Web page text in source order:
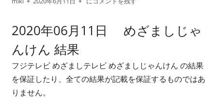
者
日
2020年06月11日 めざましじゃ
んけん 結果
フジテレビ めざましテレビ めざましじゃんけん の結果
を保証したり、全ての結果が記載を保証するものではあ
りません。